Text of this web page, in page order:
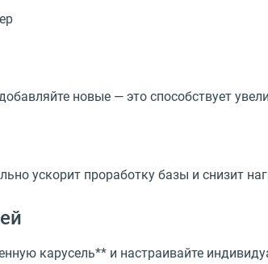
новые — это способствует
ускорит проработку базы и снизит
карусель** и настраивайте